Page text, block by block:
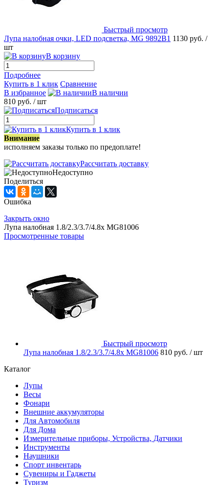
Быстрый просмотр
Лупа налобная очки, LED подсветка, MG 9892B1 1130 руб. /
шт
В корзину
Подробнее
Купить в 1 клик Сравнение
В избранное
В наличии
810 руб. / шт
Подписаться
Купить в 1 клик
Внимание
исполняем заказы только по предоплате!
Рассчитать доставку
Недоступно
Поделиться
Ошибка
Закрыть окно
Лупа налобная 1.8/2.3/3.7/4.8x MG81006
Просмотренные товары
Быстрый просмотр
Лупа налобная 1.8/2.3/3.7/4.8x MG81006 810 руб. / шт
Каталог
Лупы
Весы
Фонари
Внешние аккумуляторы
Для Автомобиля
Для Дома
Измерительные приборы, Устройства, Датчики
Инструменты
Наушники
Спорт инвентарь
Сувениры и Гаджеты
Туризм